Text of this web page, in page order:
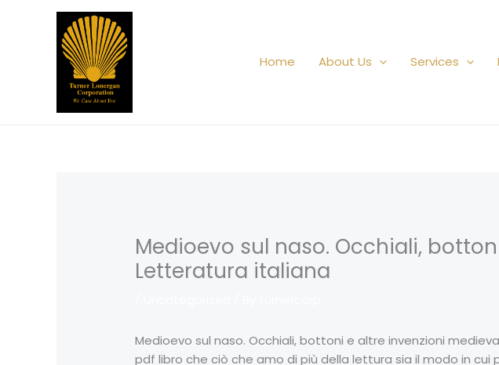
Home
About Us Services
Medioevo sul naso. Occhiali,
Letteratura italiana
Medioevo sul naso. Occhiali, bottoni e altre invenzioni
pdf libro che ciò che amo di più della lettura sia il modo in